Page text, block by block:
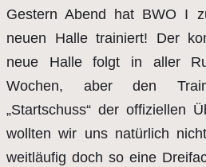
Gestern Abend hat BWO I
neuen Halle trainiert! Der
neue Halle folgt in aller
Wochen, aber den
„Startschuss“ der offiziellen
wollten wir uns natürlich
weitläufig doch so eine